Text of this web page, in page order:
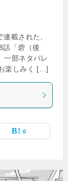
載された、
話「砦（後
一部ネタバレ
楽しみく […]
0